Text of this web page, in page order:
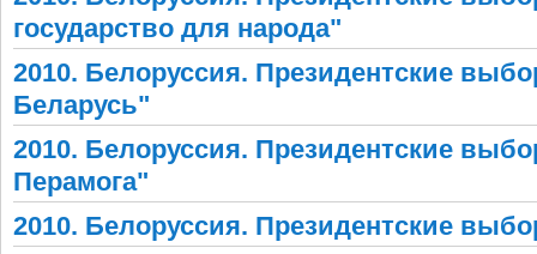
государство для народа"
2010. Белоруссия. Президентские
Беларусь"
2010. Белоруссия. Президентские
Перамога"
2010. Белоруссия. Президентские